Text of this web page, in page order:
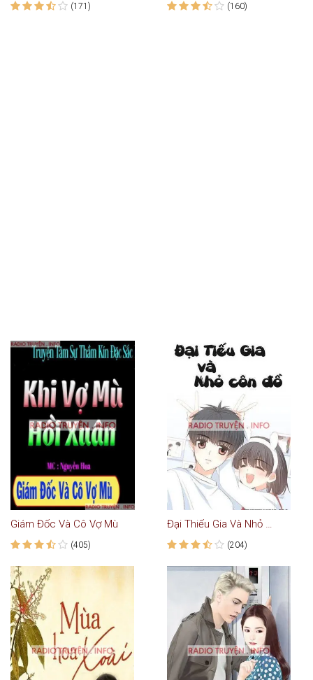
(171) (160)
Giám Đốc Và Cô Vợ Mù
(405)
Đại Thiếu Gia Và Nhỏ Côn Đồ
(204)